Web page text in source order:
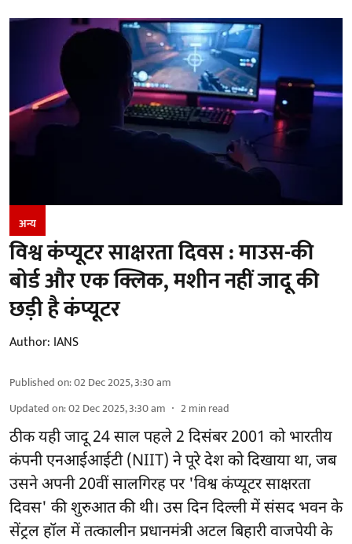
अन्य
विश्व कंप्यूटर साक्षरता दिवस : माउस-की
बोर्ड और एक क्लिक, मशीन नहीं जादू की
छड़ी है कंप्यूटर
Author: IANS
Published on:02 Dec 2025, 3:30 am
Updated on:02 Dec 2025, 3:30 am 2min read
ठीक यही जादू 24 साल पहले 2 दिसंबर 2001 को भारतीय
कंपनी एनआईआईटी (NIIT) ने पूरे देश को दिखाया था, जब
उसने अपनी 20वीं सालगिरह पर 'विश्व कंप्यूटर साक्षरता
दिवस' की शुरुआत की थी। उस दिन दिल्ली में संसद भवन के
सेंट्रल हॉल में तत्कालीन प्रधानमंत्री अटल बिहारी वाजपेयी के